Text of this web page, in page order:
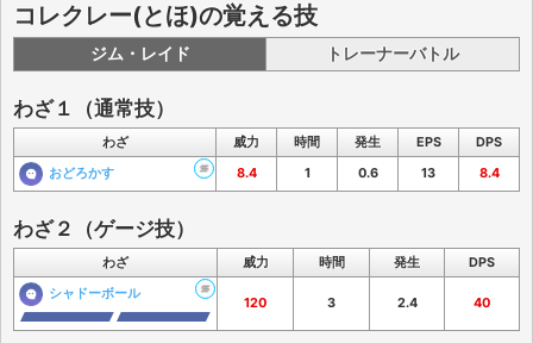
コレクレー(とほ)の覚える技
ジム・レイド トレーナーバトル
わざ１（通常技）
わざ 威力 時間 発生 EPS
DPS
おどろかす
8.4 1 0.6 13 8.4
わざ２（ゲージ技）
わざ 威力 時間 発生
DPS
シャドーボール
120 3 2.4 40